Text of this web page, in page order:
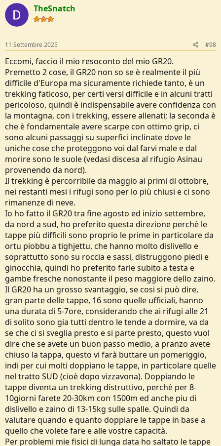
c
t
i
o
s
:
TheSnatch
11 Settembre 2025 #98
Eccomi, faccio il mio resoconto del mio GR20.
Premetto 2 cose, il GR20 non so se è realmente il più
difficile d'Europa ma sicuramente richiede tanto, è un
trekking faticoso, per certi versi difficile e in alcuni tratti
pericoloso, quindi è indispensabile avere confidenza con
la montagna, con i trekking, essere allenati; la seconda è
che è fondamentale avere scarpe con ottimo grip, ci
sono alcuni passaggi su superfici inclinate dove le
uniche cose che proteggono voi dal farvi male e dal
morire sono le suole (vedasi discesa al rifugio Asinau
provenendo da nord).
Il trekking è percorribile da maggio ai primi di ottobre,
nei restanti mesi i rifugi sono per lo più chiusi e ci sono
rimanenze di neve.
Io ho fatto il GR20 tra fine agosto ed inizio settembre,
da nord a sud, ho preferito questa direzione perchè le
tappe più difficili sono proprio le prime in particolare da
ortu piobbu a tighjettu, che hanno molto dislivello e
soprattutto sono su roccia e sassi, distruggono piedi e
ginocchia, quindi ho preferito farle subito a testa e
gambe fresche nonostante il peso maggiore dello zaino.
Il GR20 ha un grosso svantaggio, se cosi si può dire,
gran parte delle tappe, 16 sono quelle ufficiali, hanno
una durata di 5-7ore, considerando che ai rifugi alle 21
di solito sono gia tutti dentro le tende a dormire, va da
se che ci si sveglia presto e si parte presto, questo vuol
dire che se avete un buon passo medio, a pranzo avete
chiuso la tappa, questo vi farà buttare un pomeriggio,
indi per cui molti doppiano le tappe, in particolare quelle
nel tratto SUD (cioè dopo vizzavona). Doppiando le
tappe diventa un trekking distruttivo, perchè per 8-
10giorni farete 20-30km con 1500m ed anche piu di
dislivello e zaino di 13-15kg sulle spalle. Quindi da
valutare quando e quanto doppiare le tappe in base a
quello che volete fare e alle vostre capacità.
Per problemi mie fisici di lunga data ho saltato le tappe